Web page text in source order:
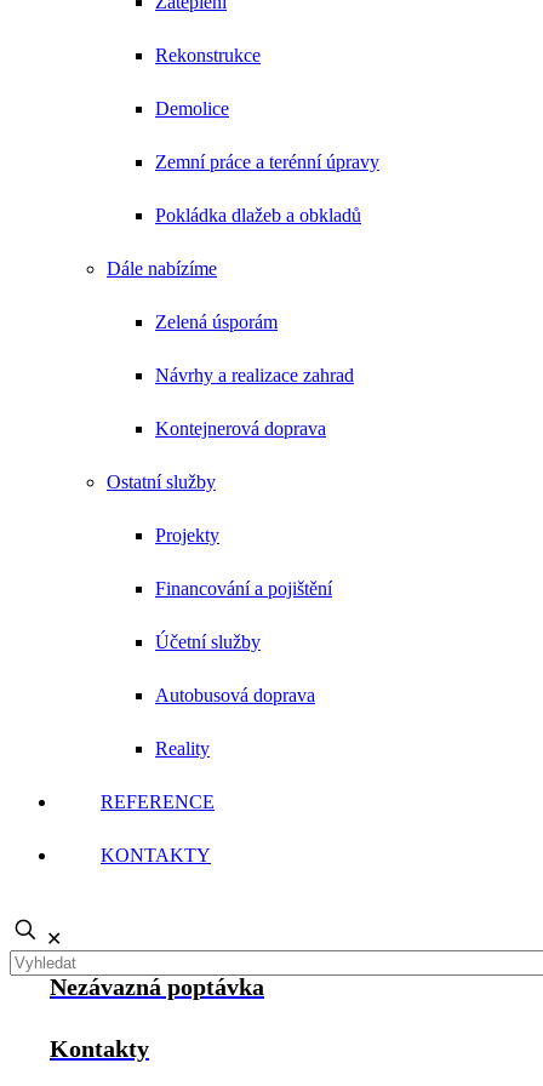
Rekonstrukce
Demolice
Zemní práce a terénní úpravy
Pokládka dlažeb a obkladů
Dále nabízíme
Zelená úsporám
Návrhy a realizace zahrad
Kontejnerová doprava
Ostatní služby
Projekty
Financování a pojištění
Účetní služby
Autobusová doprava
Reality
REFERENCE
KONTAKTY
✕
možné zajistit s realizací i službu, kdy k
Vám budou pravidelně dojíždět
kolem domu.
všechny provedené práce.
Nezávazná poptávka
Kontakty